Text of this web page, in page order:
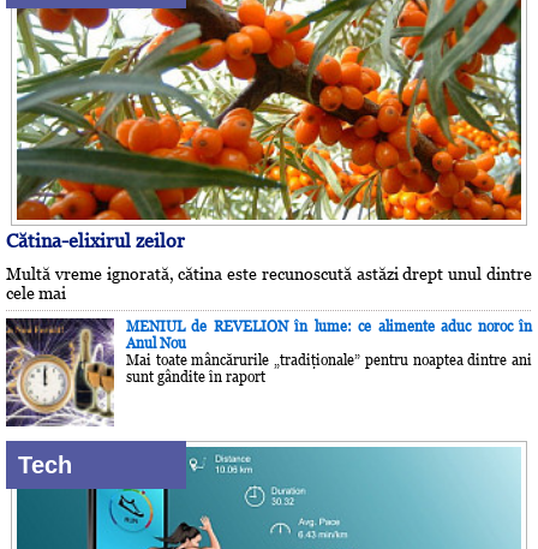
Cătina-elixirul zeilor
Multă vreme ignorată, cătina este recunoscută astăzi drept unul dintre
cele mai
MENIUL de REVELION în lume: ce alimente aduc noroc în
Anul Nou
Mai toate mâncărurile „tradiţionale” pentru noaptea dintre ani
sunt gândite în raport
Tech